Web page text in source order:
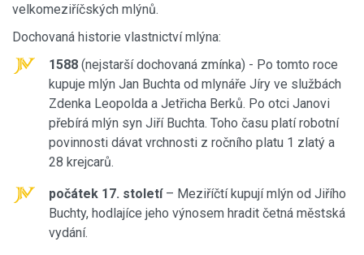
velkomeziříčských mlýnů.
Dochovaná historie vlastnictví mlýna:
1588 (nejstarší dochovaná zmínka) - Po tomto roce
kupuje mlýn Jan Buchta od mlynáře Jíry ve službách
Zdenka Leopolda a Jetřicha Berků. Po otci Janovi
přebírá mlýn syn Jiří Buchta. Toho času platí robotní
povinnosti dávat vrchnosti z ročního platu 1 zlatý a
28 krejcarů.
počátek 17. století– Meziříčtí kupují mlýn od Jiřího
Buchty, hodlajíce jeho výnosem hradit četná městská
vydání.